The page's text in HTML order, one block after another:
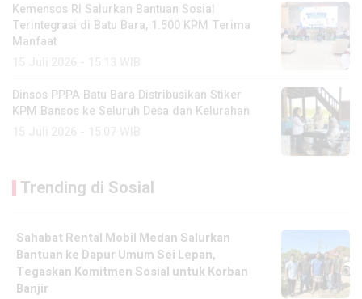
Kemensos RI Salurkan Bantuan Sosial
Terintegrasi di Batu Bara, 1.500 KPM Terima
Manfaat
Dinsos PPPA Batu Bara Distribusikan Stiker
KPM Bansos ke Seluruh Desa dan Kelurahan
Trending di Sosial
Sahabat Rental Mobil Medan Salurkan
Bantuan ke Dapur Umum Sei Lepan,
Tegaskan Komitmen Sosial untuk Korban
Banjir